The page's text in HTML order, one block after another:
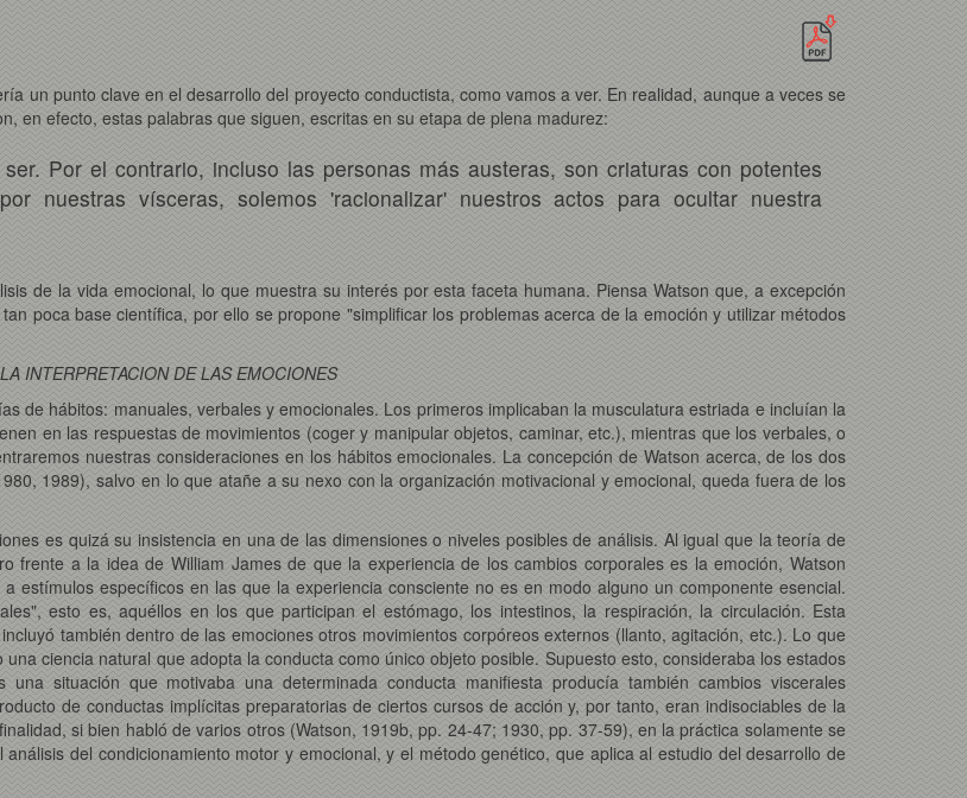
un punto clave en el desarrollo del proyecto conductista, como vamos a ver. En realidad, aunque a veces se
en efecto, estas palabras que siguen, escritas en su etapa de plena madurez:
Por el contrario, incluso las personas más austeras, son criaturas con potentes
nuestras vísceras, solemos 'racionalizar' nuestros actos para ocultar nuestra
de la vida emocional, lo que muestra su interés por esta faceta humana. Piensa Watson que, a excepción
poca base científica, por ello se propone "simplificar los problemas acerca de la emoción y utilizar métodos
LA INTERPRETACION DE LAS EMOCIONES
de hábitos: manuales, verbales y emocionales. Los primeros implicaban la musculatura estriada e incluían la
en las respuestas de movimientos (coger y manipular objetos, caminar, etc.), mientras que los verbales, o
nuestras consideraciones en los hábitos emocionales. La concepción de Watson acerca, de los dos
1989), salvo en lo que atañe a su nexo con la organización motivacional y emocional, queda fuera de los
es quizá su insistencia en una de las dimensiones o niveles posibles de análisis. Al igual que la teoría de
frente a la idea de William James de que la experiencia de los cambios corporales es la emoción, Watson
estímulos específicos en las que la experiencia consciente no es en modo alguno un componente esencial.
esto es, aquéllos en los que participan el estómago, los intestinos, la respiración, la circulación. Esta
también dentro de las emociones otros movimientos corpóreos externos (llanto, agitación, etc.). Lo que
ciencia natural que adopta la conducta como único objeto posible. Supuesto esto, consideraba los estados
situación que motivaba una determinada conducta manifiesta producía también cambios viscerales
de conductas implícitas preparatorias de ciertos cursos de acción y, por tanto, eran indisociables de la
si bien habló de varios otros (Watson, 1919b, pp. 24-47; 1930, pp. 37-59), en la práctica solamente se
del condicionamiento motor y emocional, y el método genético, que aplica al estudio del desarrollo de